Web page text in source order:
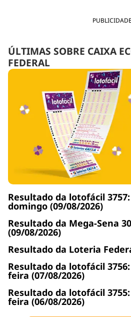
PUBLICIDADE
ÚLTIMAS SOBRE CAIXA
FEDERAL
Resultado da lotofácil
domingo (09/08/2026)
Resultado da Mega-Sena
(09/08/2026)
Resultado da Loteria
Resultado da lotofácil
feira (07/08/2026)
Resultado da lotofácil
feira (06/08/2026)